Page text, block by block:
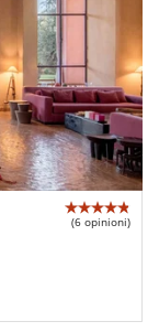
(6 opinioni)